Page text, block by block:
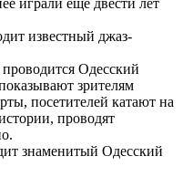
играли еще двести лет
известный джаз-
Одесский
зрителям
посетителей катают на
проводят
знаменитый Одесский